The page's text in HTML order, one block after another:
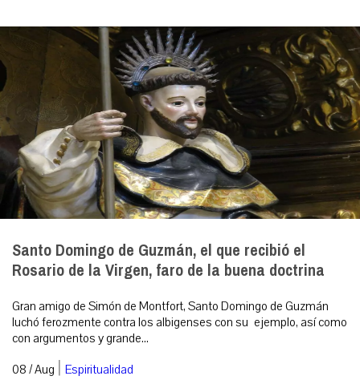
Santo Domingo de Guzmán, el que recibió el
Rosario de la Virgen, faro de la buena doctrina
Gran amigo de Simón de Montfort, Santo Domingo de Guzmán
luchó ferozmente contra los albigenses con su ejemplo, así como
con argumentos y grande...
08 / Aug | Espiritualidad